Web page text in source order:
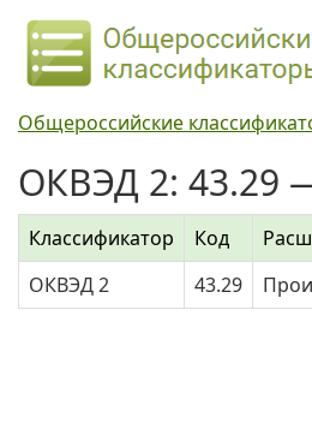
Общероссийские
ОКВЭД 2: 43.29
Классификатор Код
ОКВЭД 2
43.29